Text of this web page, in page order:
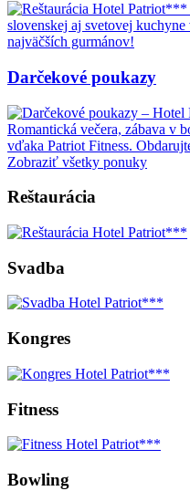
slovenskej aj svetovej
najväčších gurmánov!
Darčekové poukazy
Romantická večera, zábava v
vďaka Patriot Fitness.
Zobraziť všetky ponuky
Reštaurácia
Svadba
Kongres
Fitness
Bowling